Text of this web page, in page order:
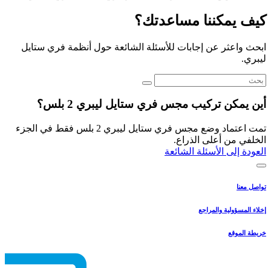
كيف يمكننا مساعدتك؟
ابحث واعثر عن إجابات للأسئلة الشائعة حول أنظمة فري ستايل
ليبري.
أين يمكن تركيب مجس فري ستايل ليبري 2 بلس؟
تمت اعتماد وضع مجس فري ستايل ليبري 2 بلس فقط في الجزء
الخلفي من أعلى الذراع.
العودة إلى الأسئلة الشائعة
تواصل معنا
إخلاء المسؤولية والمراجع
خريطة الموقع